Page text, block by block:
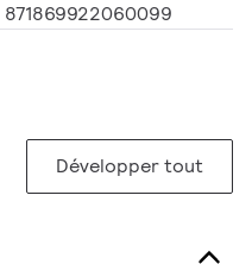
871869922060099
Développer tout